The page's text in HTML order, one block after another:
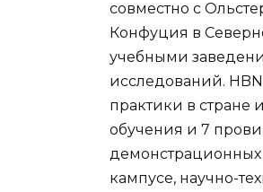
совместно с
Конфуция в
учебными
исследований.
практики в стране
обучения и 7
демонстрационных
кампусе, научно-